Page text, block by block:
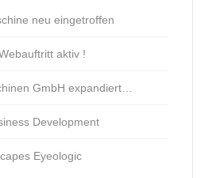
neu eingetroffen
aktiv !
GmbH expandiert…
Development
Eyeologic